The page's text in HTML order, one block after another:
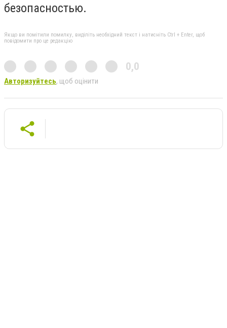
безопасностью.
Якщо ви помітили помилку, виділіть необхідний текст і натисніть Ctrl + Enter, щоб
повідомити про це редакцію
0,0
Авторизуйтесь, щоб оцінити